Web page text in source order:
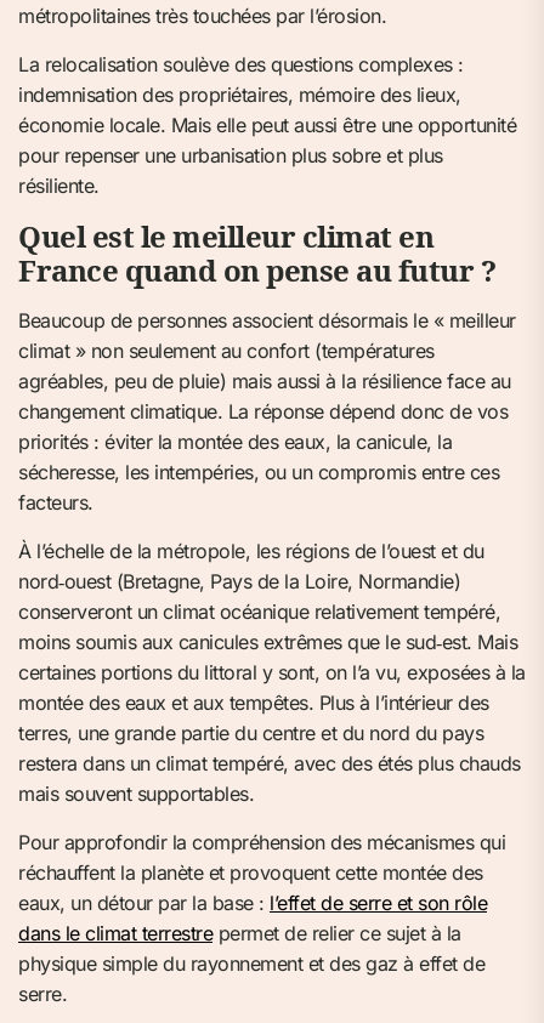
métropolitaines très touchées par l’érosion.
La relocalisation soulève des questions complexes :
indemnisation des propriétaires, mémoire des lieux,
économie locale. Mais elle peut aussi être une opportunité
pour repenser une urbanisation plus sobre et plus
résiliente.
Quel est le meilleur climat en
France quand on pense au futur ?
Beaucoup de personnes associent désormais le « meilleur
climat » non seulement au confort (températures
agréables, peu de pluie) mais aussi à la résilience face au
changement climatique. La réponse dépend donc de vos
priorités : éviter la montée des eaux, la canicule, la
sécheresse, les intempéries, ou un compromis entre ces
facteurs.
À l’échelle de la métropole, les régions de l’ouest et du
nord‑ouest (Bretagne, Pays de la Loire, Normandie)
conserveront un climat océanique relativement tempéré,
moins soumis aux canicules extrêmes que le sud‑est. Mais
certaines portions du littoral y sont, on l’a vu, exposées à la
montée des eaux et aux tempêtes. Plus à l’intérieur des
terres, une grande partie du centre et du nord du pays
restera dans un climat tempéré, avec des étés plus chauds
mais souvent supportables.
Pour approfondir la compréhension des mécanismes qui
réchauffent la planète et provoquent cette montée des
eaux, un détour par la base : l’effet de serre et son rôle
dans le climat terrestrepermet de relier ce sujet à la
physique simple du rayonnement et des gaz à effet de
serre.